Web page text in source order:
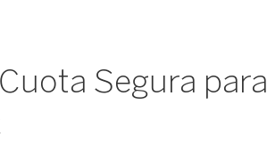
Segura para